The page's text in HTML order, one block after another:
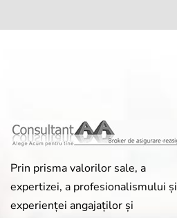
Prin prisma valorilor sale, a
expertizei, a profesionalismului și
experienței angajaților și